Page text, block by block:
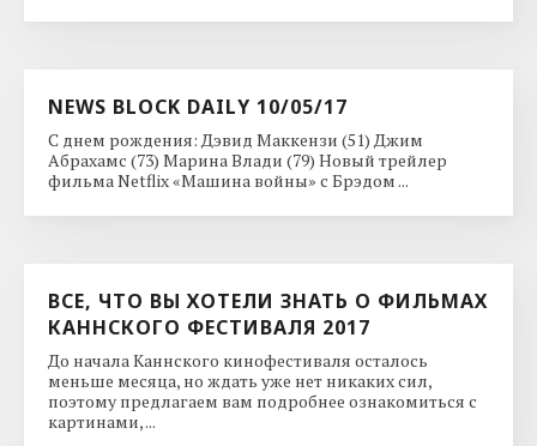
NEWS BLOCK DAILY 10/05/17
С днем рождения: Дэвид Маккензи (51) Джим
Абрахамс (73) Марина Влади (79) Новый трейлер
фильма Netflix «Машина войны» с Брэдом ...
ВСЕ, ЧТО ВЫ ХОТЕЛИ ЗНАТЬ О ФИЛЬМАХ
КАННСКОГО ФЕСТИВАЛЯ 2017
До начала Каннского кинофестиваля осталось
меньше месяца, но ждать уже нет никаких сил,
поэтому предлагаем вам подробнее ознакомиться с
картинами, ...